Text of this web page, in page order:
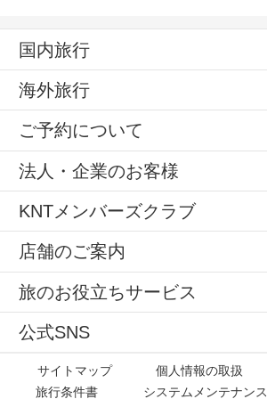
国内旅行
海外旅行
ご予約について
法人・企業のお客様
KNTメンバーズクラブ
店舗のご案内
旅のお役立ちサービス
公式SNS
サイトマップ 個人情報の取扱
旅行条件書
システムメンテナンス